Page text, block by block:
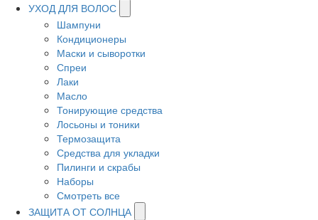
УХОД ДЛЯ ВОЛОС
Шампуни
Кондиционеры
Маски и сыворотки
Спреи
Лаки
Масло
Тонирующие средства
Лосьоны и тоники
Термозащита
Средства для укладки
Пилинги и скрабы
Наборы
Смотреть все
ЗАЩИТА ОТ СОЛНЦА